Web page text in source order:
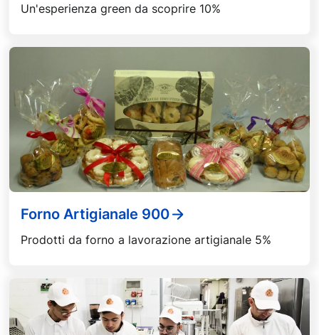
Un'esperienza green da scoprire 10%
Forno Artigianale 900
Prodotti da forno a lavorazione artigianale 5%